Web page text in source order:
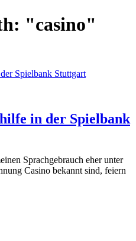
"casino"
in der Spielbank
Sprachgebrauch eher unter
Casino bekannt sind, feiern